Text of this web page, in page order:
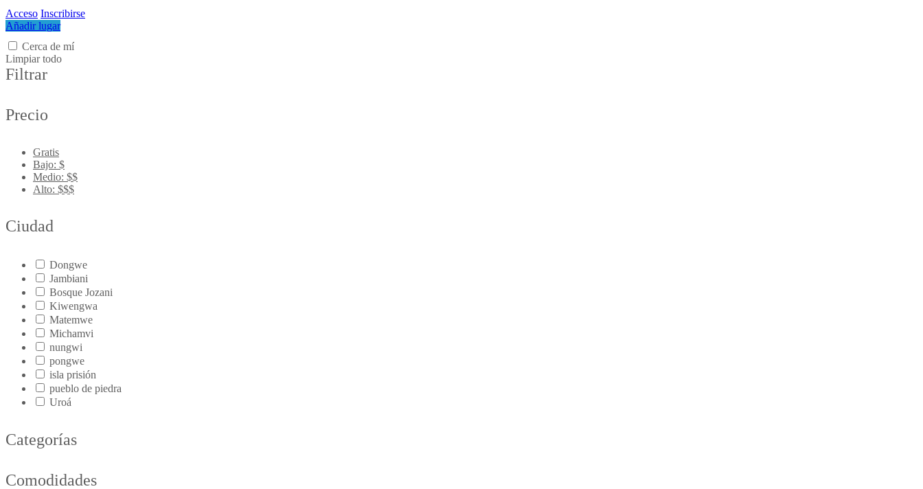
Acceso Inscribirse
Añadir lugar
Cerca de mí
Limpiar todo
Filtrar
Precio
Gratis
Bajo: $
Medio: $$
Alto: $$$
Ciudad
Dongwe
Jambiani
Bosque Jozani
Kiwengwa
Matemwe
Michamvi
nungwi
pongwe
isla prisión
pueblo de piedra
Uroá
Categorías
Comodidades